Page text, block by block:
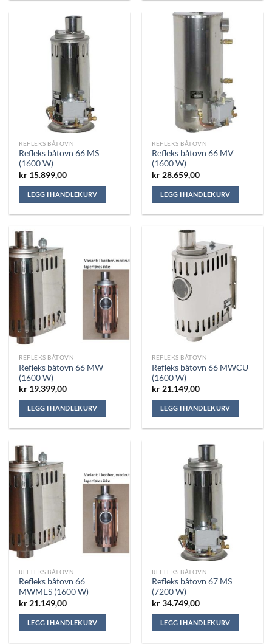
REFLEKS BÅTOVN
Refleks båtovn 66 MS
(1600 W)
kr 15.899,00
LEGG I HANDLEKURV
REFLEKS BÅTOVN
Refleks båtovn 66 MV
(1600 W)
kr 28.659,00
LEGG I HANDLEKURV
REFLEKS BÅTOVN
Refleks båtovn 66 MW
(1600 W)
kr 19.399,00
LEGG I HANDLEKURV
REFLEKS BÅTOVN
Refleks båtovn 66 MWCU
(1600 W)
kr 21.149,00
LEGG I HANDLEKURV
REFLEKS BÅTOVN
Refleks båtovn 66
MWMES (1600 W)
kr 21.149,00
LEGG I HANDLEKURV
REFLEKS BÅTOVN
Refleks båtovn 67 MS
(7200 W)
kr34.749,00
LEGG I HANDLEKURV